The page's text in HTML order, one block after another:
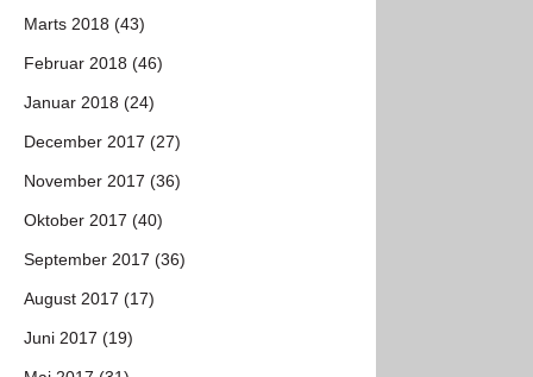
Marts 2018 (43)
Februar 2018 (46)
Januar 2018 (24)
December 2017 (27)
November 2017 (36)
Oktober 2017 (40)
September 2017 (36)
August 2017 (17)
Juni 2017 (19)